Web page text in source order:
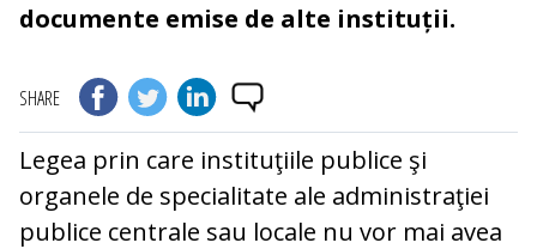
documente emise de alte instituții.
SHARE
Legea prin care instituţiile publice şi
organele de specialitate ale administraţiei
publice centrale sau locale nu vor mai avea